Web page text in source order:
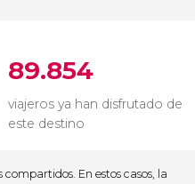
89.854
viajeros ya han disfrutado de
este destino
En estos casos, la